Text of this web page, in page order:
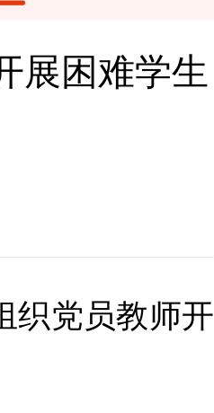
展困难学生
织党员教师开